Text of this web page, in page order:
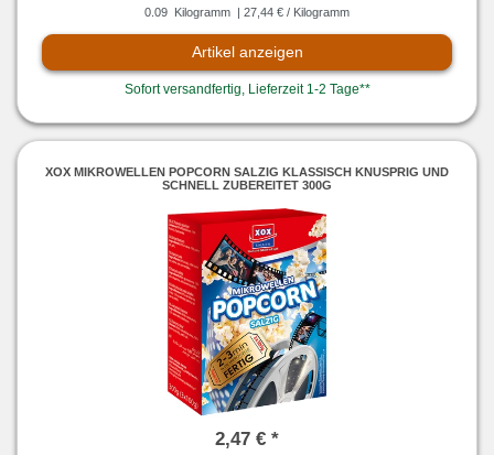
0.09 Kilogramm | 27,44 € / Kilogramm
Artikel anzeigen
Sofort versandfertig, Lieferzeit 1-2 Tage**
XOX MIKROWELLEN POPCORN SALZIG KLASSISCH KNUSPRIG UND
SCHNELL ZUBEREITET 300G
2,47 € *